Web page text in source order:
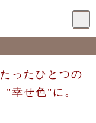
たったひとつの
"幸せ色"に。